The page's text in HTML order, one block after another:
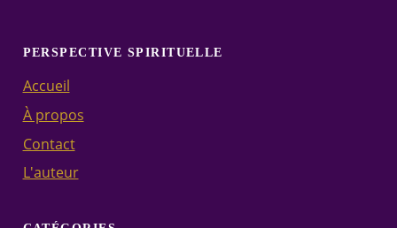
PERSPECTIVE SPIRITUELLE
Accueil
À propos
Contact
L'auteur